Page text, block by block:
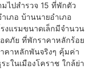
ไปสำรวจ 15 ที่พักตัว
เภอ บ้านนายอำเภอ
งแรมขนาดเล็กมีจำนวน
ดภัย ที่พักราคาหลักร้อย
คาหลักพันจริงๆ คุ้มค่า
ะในเมืองโคราช ใกล้ย่า